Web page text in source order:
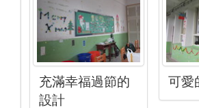
充滿幸福過節的
設計
可愛